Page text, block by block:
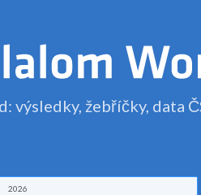
výsledky, žebříčky, data
2026